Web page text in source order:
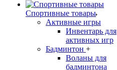
Спортивные товары
Активные игры
Инвентарь для
активных игр
Бадминтон +
Воланы для
бадминтона